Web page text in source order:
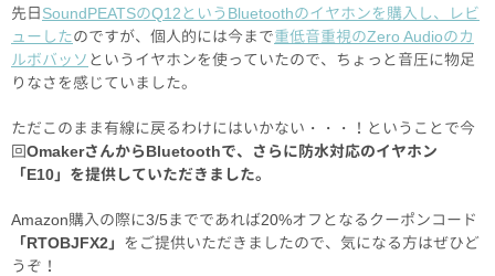
先日SoundPEATSのQ12というBluetoothのイヤホンを購入し、レビ
ューしたのですが、個人的には今まで重低音重視のZero Audioのカ
ルボバッソ というイヤホンを使っていたので、ちょっと音圧に物足
りなさを感じていました。
ただこのまま有線に戻るわけにはいかない・・・！ということで今
回OmakerさんからBluetoothで、さらに防水対応のイヤホン
「E10」を提供していただきました。
Amazon購入の際に3/5までであれば20%オフとなるクーポンコード
「RTOBJFX2」 をご提供いただきましたので、気になる方はぜひど
うぞ！